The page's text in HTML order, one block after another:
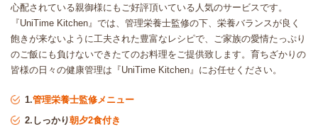
心配されている親御様にもご好評頂いている人気のサービスです。
『UniTime Kitchen』では、管理栄養士監修の下、栄養バランスが良く
飽きが来ないように工夫された豊富なレシピで、ご家族の愛情たっぷり
のご飯にも負けないできたてのお料理をご提供致します。育ちざかりの
皆様の日々の健康管理は『UniTime Kitchen』にお任せください。
1.管理栄養士監修メニュー
2.しっかり朝夕2食付き